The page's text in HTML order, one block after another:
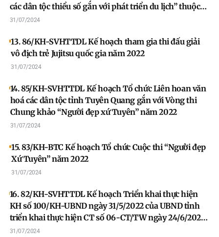
các dân tộc thiểu số gắn với phát triển du lịch” thuộc
Chương trình mục tiêu quốc gia phát triển kinh tế - xã
địa bàn tỉnh Tuyên Quang, giai đoạn 2021-2025
31/07/2024
13. 86/KH-SVHTTDL Kế hoạch tham gia thi đấu giải
vô địch trẻ Jujitsu quốc gia năm 2022
31/07/2024
14. 85/KH-SVHTTDL Kế hoạch Tổ chức Liên hoan văn
hoá các dân tộc tỉnh Tuyên Quang gắn với Vòng thi
Chung khảo “Người đẹp xứ Tuyên” năm 2022
31/07/2024
15. 83/KH-BTC Kế hoạch Tổ chức Cuộc thi “Người đẹp
Xứ Tuyên” năm 2022
31/07/2024
16. 82/KH-SVHTTDL Kế hoạch Triển khai thực hiện
KH số 100/KH-UBND ngày 31/5/2022 của UBND tỉnh
triển khai thực hiện CT số 06-CT/TW ngày 24/6/2021
của Ban BT TW Đảng về tăng cường sự lãnh đạo của
31/07/2024